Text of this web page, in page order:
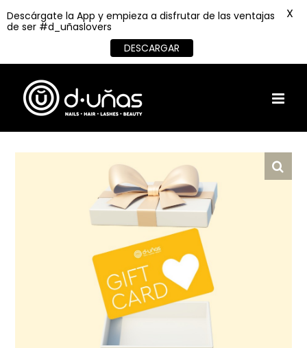
content
Descárgate la App y empieza a disfrutar de las ventajas
de ser #d_uñaslovers
DESCARGAR
X